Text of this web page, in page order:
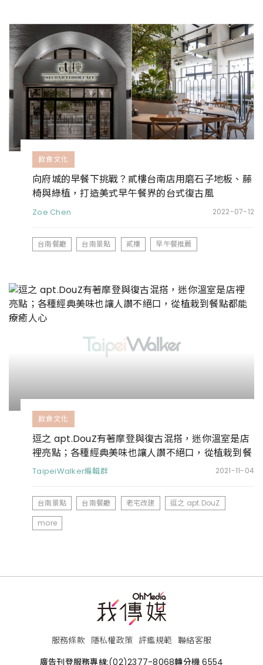
飲食文化
向府城的早餐下挑戰？貳樓台南店用磨石子地板、藤
椅與綠植，打造美式早午餐界的台式復古風
Zoe Chen 2022-07-12
台南餐廳 台南景點 貳樓 早午餐推薦
飲食文化
逗之 apt.DouZ有著摩登與復古混搭，迷你溫室是店
裡亮點；各種經典美味也讓人讚不絕口，從植栽到餐
點都能療癒人心
TaipeiWalker編輯群 2021-11-04
台南景點 台南餐廳 老宅改建
逗之 apt.DouZ
more
服務條款 隱私權政策 評鑑規範 聯絡客服
廣告刊登服務專線:(02)2377-8068轉分機 6554